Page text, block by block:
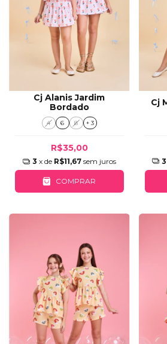
Cj Alanis Jardim
Bordado
4 6 8 + 3
R$35,00
3 x de R$11,67 sem juros
COMPRAR
Cj
3